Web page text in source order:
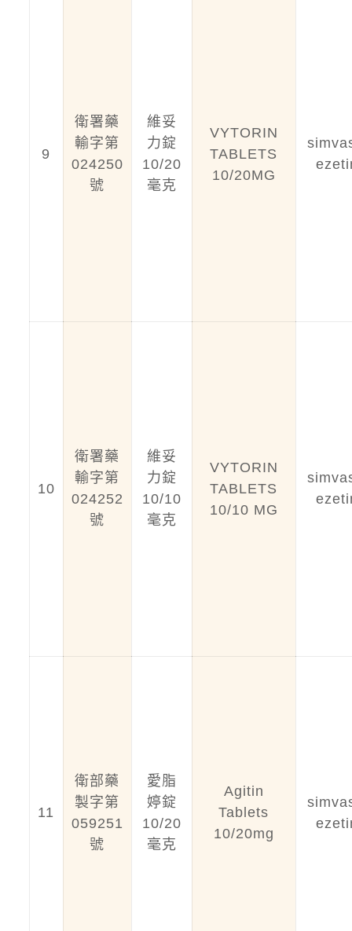
9
衛署藥
輸字第
024250
號
維妥
力錠
10/20
毫克
VYTORIN
TABLETS
10/20MG
10
衛署藥
輸字第
024252
號
維妥
力錠
10/10
毫克
VYTORIN
TABLETS
10/10 MG
11
衛部藥
製字第
059251
號
愛脂
婷錠
10/20
毫克
Agitin
Tablets
10/20mg